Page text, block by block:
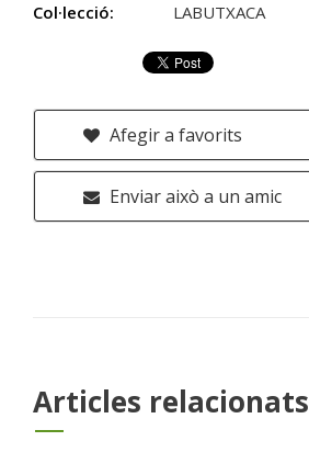
Col·lecció:
LABUTXACA
Afegir a favorits
Enviar això a un amic
Articles relacionats